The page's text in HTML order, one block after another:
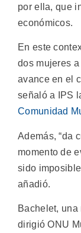
por ella, que
económicos.
En este
dos mujeres
avance en el
señaló a IPS
Comunidad
Además, “da
momento de
sido
añadió.
Bachelet,
dirigió ONU